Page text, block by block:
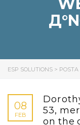
ESP SOLUTIONS >
08
FEB
53,
on the